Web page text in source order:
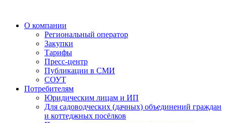
О компании
Региональный оператор
Закупки
Тарифы
Пресс-центр
Публикации в СМИ
СОУТ
Потребителям
Юридическим лицам и ИП
Для садоводческих (дачных) объединений граждан
и коттеджных посёлков